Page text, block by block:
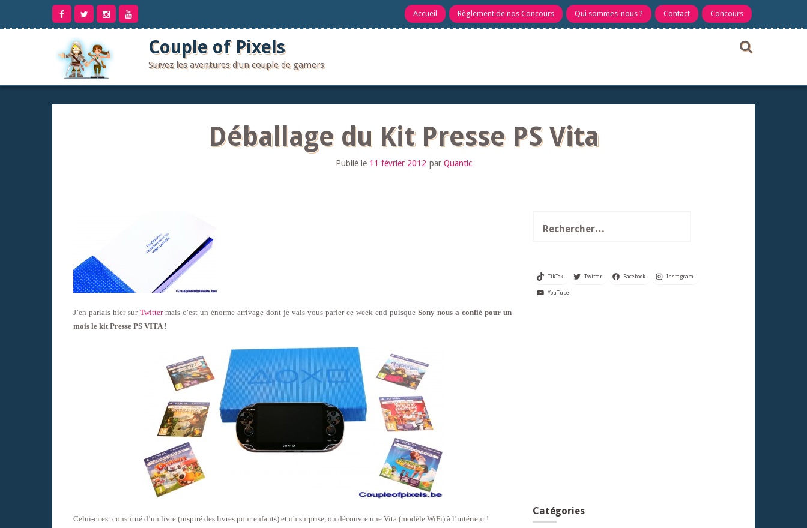
contenu
Accueil Règlement de nos Concours Qui sommes-nous ? Contact Concours
Couple of Pixels
Suivez les aventures d'un couple de gamers
Déballage du Kit Presse PS Vita
Publié le 11 février 2012 par Quantic
J’en parlais hier sur Twittermais c’est un énorme arrivage dont je vais vous parler ce week-end puisque Sony nous a confié pour un
mois le kit Presse PS VITA !
Celui-ci est constitué d’un livre (inspiré des livres pour enfants) et oh surprise, on découvre une Vita (modèle WiFi) à l’intérieur !
TikTok Twitter Facebook Instagram
YouTube
Catégories